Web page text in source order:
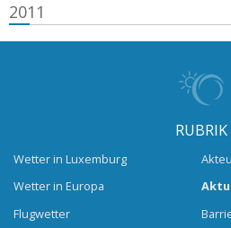
2011
RUBRIK
Wetter in Luxemburg
Wetter in Europa
Flugwetter